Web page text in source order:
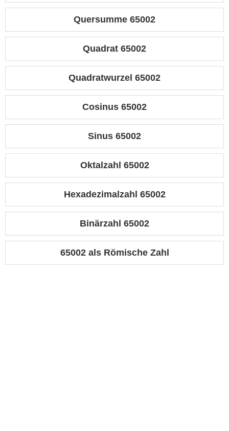
Quersumme 65002
Quadrat 65002
Quadratwurzel 65002
Cosinus 65002
Sinus 65002
Oktalzahl 65002
Hexadezimalzahl 65002
Binärzahl 65002
65002 als Römische Zahl